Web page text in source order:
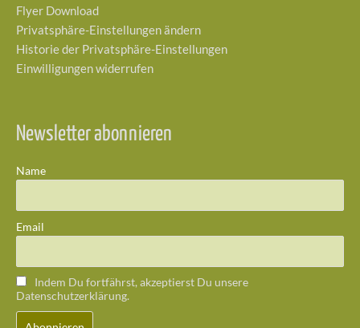
Flyer Download
Privatsphäre-Einstellungen ändern
Historie der Privatsphäre-Einstellungen
Einwilligungen widerrufen
Newsletter abonnieren
Name
Email
Indem Du fortfährst, akzeptierst Du unsere
Datenschutzerklärung.